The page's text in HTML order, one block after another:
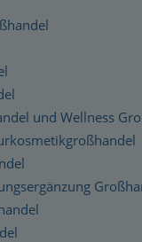
und Wellness